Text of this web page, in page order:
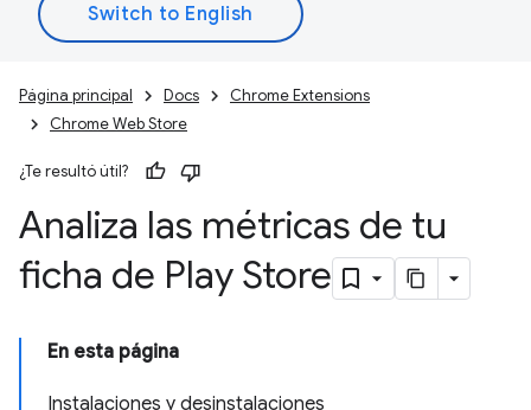
Página principal Docs
Chrome Extensions
Chrome Web Store
¿Te resultó útil?
Analiza las métricas de tu
ficha de Play Store
En esta página
Instalaciones y desinstalaciones